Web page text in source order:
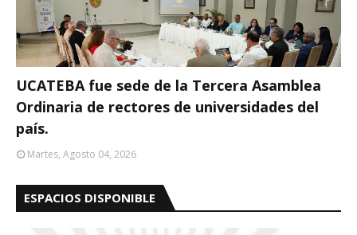
UCATEBA fue sede de la Tercera Asamblea
Ordinaria de rectores de universidades del
país.
Martes, Agosto 04, 2026
ESPACIOS DISPONIBLE